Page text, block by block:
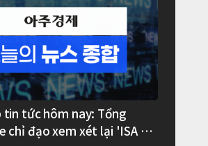
tin tức hôm nay: Tổng
chỉ đạo xem xét lại 'ISA và